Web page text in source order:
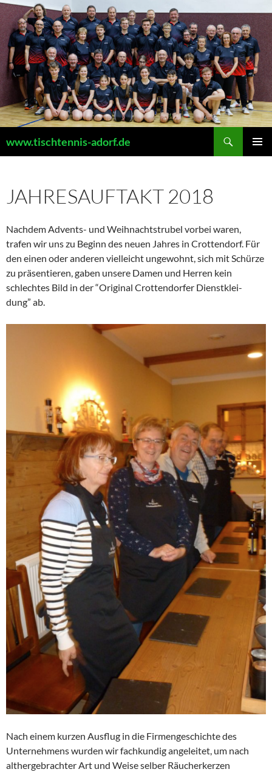
Zum
Inhalt
springen
www.tischtennis-adorf.de
JAHRESAUFTAKT 2018
Nachdem Advents- und Weihnachts­trubel vorbei waren,
trafen wir uns zu Beginn des neuen Jahres in Crotten­dorf. Für
den einen oder anderen vielleicht ungewohnt, sich mit Schürze
zu präsen­tieren, gaben unsere Damen und Herren kein
schlechtes Bild in der “Original Crotten­dorfer Dienst­klei­
dung” ab.
Nach einem kurzen Ausflug in die Firmen­ge­schichte des
Unter­neh­mens wurden wir fachkundig angeleitet, um nach
alther­ge­brachter Art und Weise selber Räucher­kerzen